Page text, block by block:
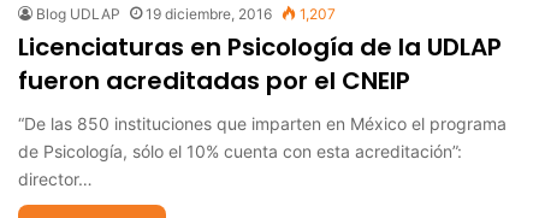
Blog UDLAP 19 diciembre, 2016 1,207
Licenciaturas en Psicología de la UDLAP
fueron acreditadas por el CNEIP
“De las 850 instituciones que imparten en México el programa
de Psicología, sólo el 10% cuenta con esta acreditación”:
director…